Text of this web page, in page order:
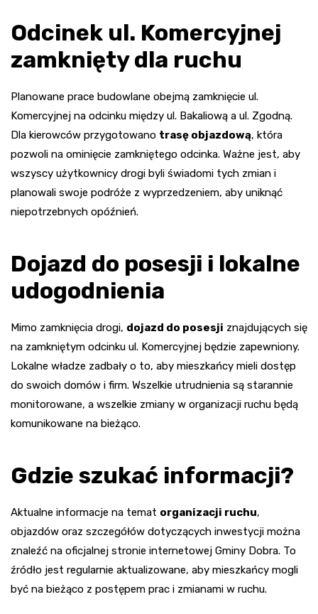
Odcinek ul. Komercyjnej
zamknięty dla ruchu
Planowane prace budowlane obejmą zamknięcie ul.
Komercyjnej na odcinku między ul. Bakaliową a ul. Zgodną.
Dla kierowców przygotowano trasę objazdową, która
pozwoli na ominięcie zamkniętego odcinka. Ważne jest, aby
wszyscy użytkownicy drogi byli świadomi tych zmian i
planowali swoje podróże z wyprzedzeniem, aby uniknąć
niepotrzebnych opóźnień.
Dojazd do posesji i lokalne
udogodnienia
Mimo zamknięcia drogi, dojazd do posesji znajdujących się
na zamkniętym odcinku ul. Komercyjnej będzie zapewniony.
Lokalne władze zadbały o to, aby mieszkańcy mieli dostęp
do swoich domów i firm. Wszelkie utrudnienia są starannie
monitorowane, a wszelkie zmiany w organizacji ruchu będą
komunikowane na bieżąco.
Gdzie szukać informacji?
Aktualne informacje na temat organizacji ruchu,
objazdów oraz szczegółów dotyczących inwestycji można
znaleźć na oficjalnej stronie internetowej Gminy Dobra. To
źródło jest regularnie aktualizowane, aby mieszkańcy mogli
być na bieżąco z postępem prac i zmianami w ruchu.